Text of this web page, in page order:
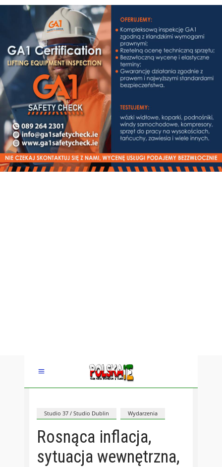
Studio 37 / Studio Dublin Wydarzenia
Rosnąca inflacja,
sytuacja wewnętrzna,